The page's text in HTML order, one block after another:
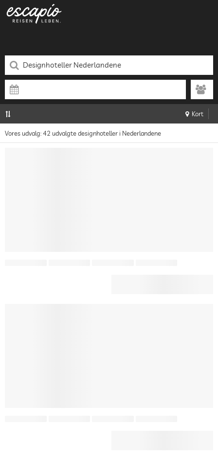
Kort
Vores udvalg: 42 udvalgte designhoteller i Nederlandene